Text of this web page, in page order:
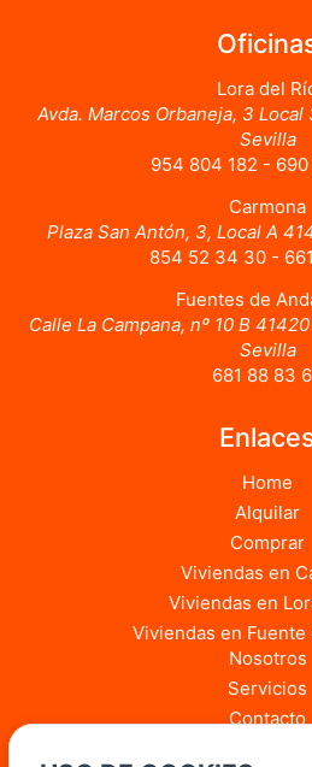
Home
Alquilar
Comprar
Viviendas en
Viviendas en
Viviendas en Fuente
Nosotros
Servicios
Contacto
Lora del
Avda. Marcos Orbaneja, 3 Local
Sevilla
954 804 182 -
Carmona
Plaza San Antón, 3, Local A
854 52 34 30 -
Fuentes de
Calle La Campana, nº 10 B
Sevilla
681 88 83